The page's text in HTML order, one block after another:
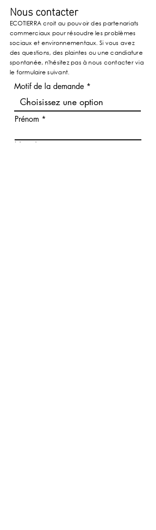
Nous contacter
ECOTIERRA croit au pouvoir des partenariats
commerciaux pour résoudre les problèmes
sociaux et environnementaux. Si vous avez
des questions, des plaintes ou une candiature
spontanée, n'hésitez pas à nous contacter via
le formulaire suivant.
Motif de la demande
Prénom
Nom